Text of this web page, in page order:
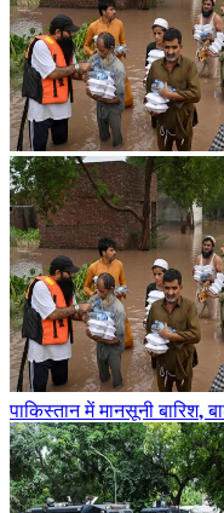
पाकिस्तान में मानसूनी